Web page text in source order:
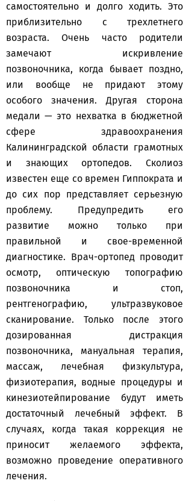
самостоятельно и долго ходить. Это
приблизительно с трехлетнего
возраста. Очень часто родители
замечают искривление
позвоночника, когда бывает поздно,
или вообще не придают этому
особого значения. Другая сторона
медали — это нехватка в бюджетной
сфере здравоохранения
Калининградской области грамотных
и знающих ортопедов. Сколиоз
известен еще со времен Гиппократа и
до сих пор представляет серьезную
проблему. Предупредить его
развитие можно только при
правильной и свое-временной
диагностике. Врач-ортопед проводит
осмотр, оптическую топографию
позвоночника и стоп,
рентгенографию, ультразвуковое
сканирование. Только после этого
дозированная дистракция
позвоночника, мануальная терапия,
массаж, лечебная физкультура,
физиотерапия, водные процедуры и
кинезиотейпирование будут иметь
достаточный лечебный эффект. В
случаях, когда такая коррекция не
приносит желаемого эффекта,
возможно проведение оперативного
лечения.